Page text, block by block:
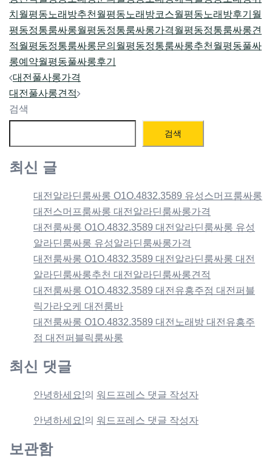
치 월평동노래방추천 월평동노래방코스월평동노래방후기 월
평동정통룸싸롱월평동정통룸싸롱가격월평동정통룸싸롱견
적월평동정통룸싸롱문의 월평동정통룸싸롱추천 월평동풀싸
롱예약월평동풀싸롱후기
Post
navigation
대전풀사롱가격
대전풀사롱견적
검색
검색
최신 글
대전알라딘룸싸롱 O1O.4832.3589 유성스머프룸싸롱
대전스머프룸싸롱 대전알라딘룸싸롱가격
대전룸싸롱 O1O.4832.3589 대전알라딘룸싸롱 유성
알라딘룸싸롱 유성알라딘룸싸롱가격
대전룸싸롱 O1O.4832.3589 대전알라딘룸싸롱 대전
알라딘룸싸롱추천 대전알라딘룸싸롱견적
대전룸싸롱 O1O.4832.3589 대전유흥주점 대전퍼블
릭가라오케 대전룸바
대전룸싸롱 O1O.4832.3589 대전노래방 대전유흥주
점 대전퍼블릭룸싸롱
최신 댓글
안녕하세요!의 워드프레스 댓글 작성자
안녕하세요!의 워드프레스 댓글 작성자
보관함